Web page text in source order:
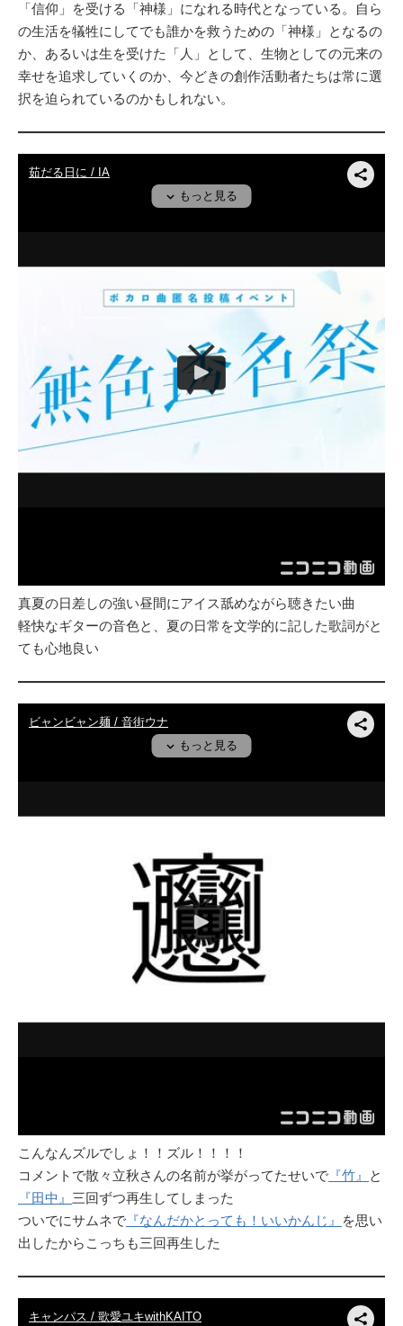
「信仰」を受ける「神様」になれる時代となっている。自ら
の生活を犠牲にしてでも誰かを救うための「神様」となるの
か、あるいは生を受けた「人」として、生物としての元来の
幸せを追求していくのか、今どきの創作活動者たちは常に選
択を迫られているのかもしれない。
真夏の日差しの強い昼間にアイス舐めながら聴きたい曲
軽快なギターの音色と、夏の日常を文学的に記した歌詞がと
ても心地良い
こんなんズルでしょ！！ズル！！！！
コメントで散々立秋さんの名前が挙がってたせいで 『竹』
と
『田中』 三回ずつ再生してしまった
ついでにサムネで 『なんだかとっても！いいかんじ』
を思い
出したからこっちも三回再生した